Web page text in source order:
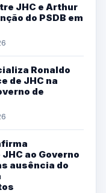
JHC e Arthur
do PSDB em
Ronaldo
de JHC na
de
ao Governo
ausência do